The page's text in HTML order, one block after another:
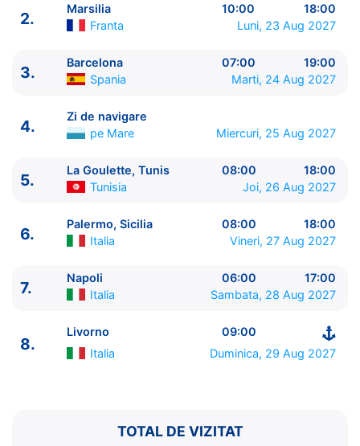
ITINERARIU
----------------------------------------
1. Livorno Italia
Barcelona
07:00 - 19:00
4.
Zi de navigare
0:00 - 0:00
6.
Palermo, Sicilia
08:00 - 18:00
7. Napoli Italia
2.
Marsilia 10:00
18:00
Franta
Luni, 23 Aug 2027
3.
Barcelona 07:00
19:00
Spania
Marti, 24 Aug 2027
4.
Zi de navigare
pe Mare
Miercuri, 25 Aug 2027
5.
La Goulette, Tunis 08:00
18:00
Tunisia
Joi, 26 Aug 2027
6.
Palermo, Sicilia 08:00
18:00
Italia
Vineri, 27 Aug 2027
7.
Napoli 06:00
17:00
Italia
Sambata, 28 Aug 2027
8.
Livorno
09:00
Italia
Duminica, 29 Aug 2027
TOTAL DE VIZITAT